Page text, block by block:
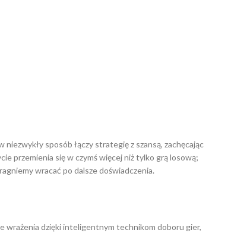
sposób łączy strategię z szansą, zachęcając
przemienia się w czymś więcej niż tylko grą losową;
wracać po dalsze doświadczenia.
wrażenia dzięki inteligentnym technikom doboru gier,